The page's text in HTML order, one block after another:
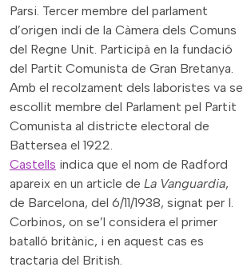
Parsi. Tercer membre del parlament
d’origen indi de la Càmera dels Comuns
del Regne Unit. Participà en la fundació
del Partit Comunista de Gran Bretanya.
Amb el recolzament dels laboristes va se
escollit membre del Parlament pel Partit
Comunista al districte electoral de
Battersea el 1922.
Castells indica que el nom de Radford
apareix en un article de La Vanguardia,
de Barcelona, del 6/11/1938, signat per I.
Corbinos, on se’l considera el primer
batalló britànic, i en aquest cas es
tractaria del British.